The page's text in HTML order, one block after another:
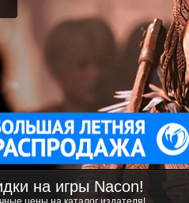
на игры Nacon!